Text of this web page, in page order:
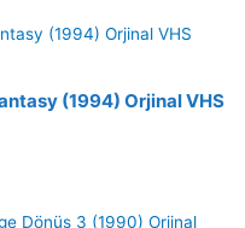
(1994) Orjinal VHS